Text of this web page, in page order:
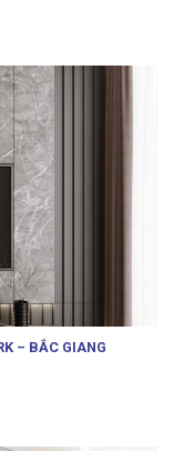
– BẮC GIANG